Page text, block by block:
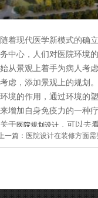
随着现代医学新模式的确
务中心，人们对医院环境
始从景观上着手为病人考
考虑，添加景观上的规划
环境的作用，通过环境的
来增加自身免疫力的一种
关于医院规划设计 ，可以去
院规划设计,规划及咨询等
分享到：腾讯微博新浪微博微信
一篇： 医院设计在装修方面